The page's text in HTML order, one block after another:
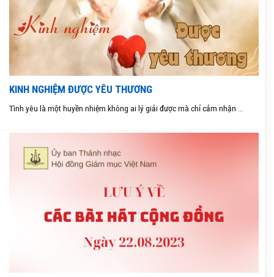
KINH NGHIỆM ĐƯỢC YÊU THƯƠNG
Tình yêu là một huyền nhiệm không ai lý giải được mà chỉ cảm nhận ...